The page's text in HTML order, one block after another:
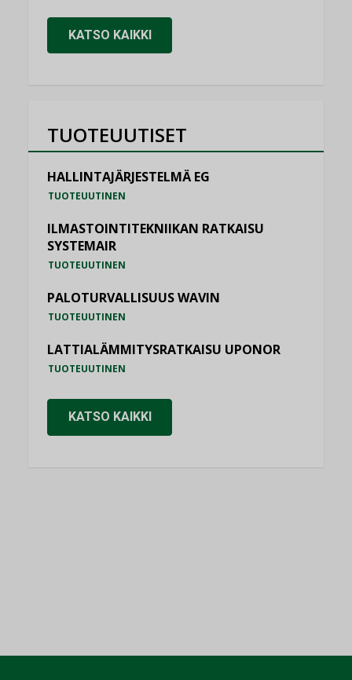
KATSO KAIKKI
TUOTEUUTISET
HALLINTAJÄRJESTELMÄ EG
TUOTEUUTINEN
ILMASTOINTITEKNIIKAN RATKAISU
SYSTEMAIR
TUOTEUUTINEN
PALOTURVALLISUUS WAVIN
TUOTEUUTINEN
LATTIALÄMMITYSRATKAISU UPONOR
TUOTEUUTINEN
KATSO KAIKKI